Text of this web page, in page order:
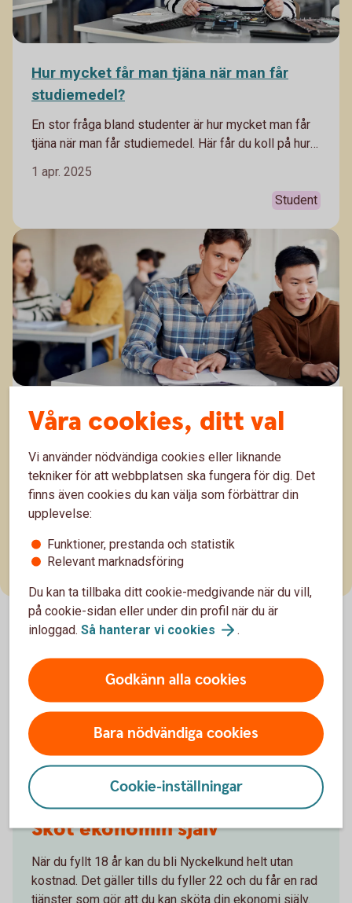
Hur mycket får man tjäna när man får
studiemedel?
En stor fråga bland studenter är hur mycket man får
tjäna när man får studiemedel. Här får du koll på hur
1 apr. 2025
Student
Från plugg till jobb – tänk på det här
slutar plugga ser fram emot att tjäna pengar och bli
mer självständiga. Vi tipsar på vad du behöver tänka
på så att dina dagar blir som i sången, lyckliga.
1 apr. 2025
1098269502
Sköt ekonomin själv
När du fyllt 18 år kan du bli Nyckelkund helt utan
kostnad. Det gäller tills du fyller 22 och du får en rad
tjänster som gör att du kan sköta din ekonomi själv.
Våra cookies, ditt val
Vi använder nödvändiga cookies eller liknande
tekniker för att webbplatsen ska fungera för dig. Det
finns även cookies du kan välja som förbättrar din
upplevelse:
Funktioner, prestanda och statistik
Relevant marknadsföring
Du kan ta tillbaka ditt cookie-medgivande när du vill,
på cookie-sidan eller under din profil när du är
inloggad. Så hanterar vi cookies .
Godkänn alla cookies
Bara nödvändiga cookies
Cookie-inställningar